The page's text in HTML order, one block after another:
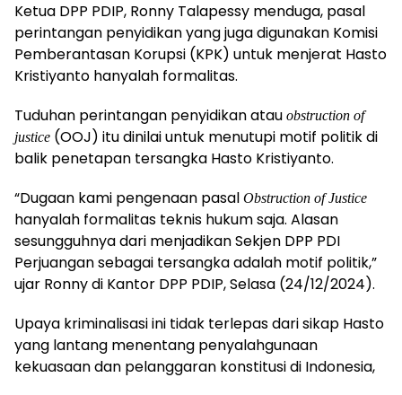
Ketua DPP PDIP, Ronny Talapessy menduga, pasal
perintangan penyidikan yang juga digunakan Komisi
Pemberantasan Korupsi (KPK) untuk menjerat Hasto
Kristiyanto hanyalah formalitas.
Tuduhan perintangan penyidikan atau obstruction of
justice (OOJ) itu dinilai untuk menutupi motif politik di
balik penetapan tersangka Hasto Kristiyanto.
“Dugaan kami pengenaan pasal Obstruction of Justice
hanyalah formalitas teknis hukum saja. Alasan
sesungguhnya dari menjadikan Sekjen DPP PDI
Perjuangan sebagai tersangka adalah motif politik,”
ujar Ronny di Kantor DPP PDIP, Selasa (24/12/2024).
Upaya kriminalisasi ini tidak terlepas dari sikap Hasto
yang lantang menentang penyalahgunaan
kekuasaan dan pelanggaran konstitusi di Indonesia,